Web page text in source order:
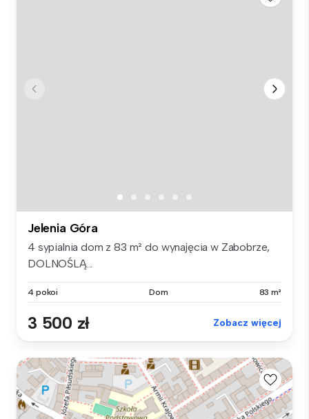
Jelenia Góra
4 sypialnia dom z 83 m² do wynajęcia w Zabobrze,
DOLNOŚLĄ...
4 pokoi Dom 83 m²
3 500 zł Zobacz więcej